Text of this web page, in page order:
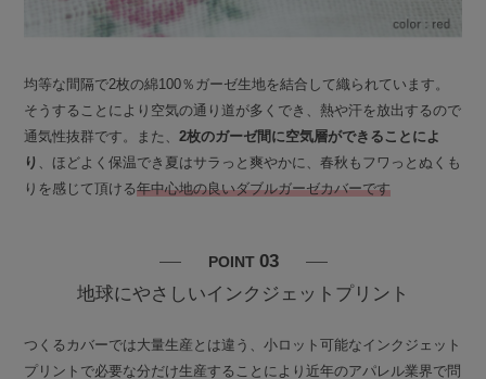
均等な間隔で2枚の綿100％ガーゼ生地を結合して織られています。
そうすることにより空気の通り道が多くでき、熱や汗を放出するので
通気性抜群です。また、2枚のガーゼ間に空気層ができることによ
り
、ほどよく保温でき夏はサラっと爽やかに、春秋もフワっとぬくも
りを感じて頂ける年中心地の良いダブルガーゼカバーです
POINT 03
地球にやさしいインクジェットプリント
つくるカバーでは大量生産とは違う、小ロット可能なインクジェット
プリントで必要な分だけ生産することにより近年のアパレル業界で問